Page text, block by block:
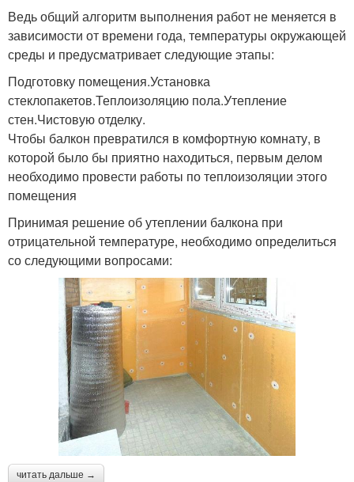
Ведь общий алгоритм выполнения работ не меняется в
зависимости от времени года, температуры окружающей
среды и предусматривает следующие этапы:
Подготовку помещения.Установка
стеклопакетов.Теплоизоляцию пола.Утепление
стен.Чистовую отделку.
Чтобы балкон превратился в комфортную комнату, в
которой было бы приятно находиться, первым делом
необходимо провести работы по теплоизоляции этого
помещения
Принимая решение об утеплении балкона при
отрицательной температуре, необходимо определиться
со следующими вопросами:
читать дальше →